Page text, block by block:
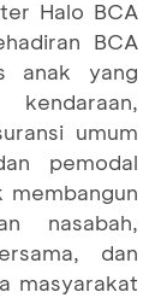
Halo BCA
BCA
anak yang
umum
pemodal
membangun
nasabah,
dan
masyarakat